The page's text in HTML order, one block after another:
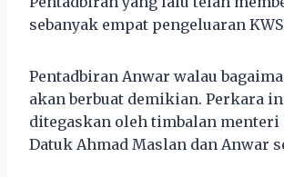
sebanyak empat pengeluaran
Pentadbiran Anwar walau
akan berbuat demikian. Perkara
ditegaskan oleh timbalan menteri
Datuk Ahmad Maslan dan Anwar